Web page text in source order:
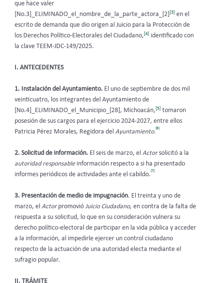
que hace valer
[No.3]_ELIMINADO_el_nombre_de_la_parte_actora_[2] [3] en el
escrito de demanda que dio origen al Juicio para la Protección de
los Derechos Político-Electorales del Ciudadano,[4] identificado con
la clave TEEM-JDC-149/2025.
I. ANTECEDENTES
1. Instalación del Ayuntamiento. El uno de septiembre de dos mil
veinticuatro, los integrantes del Ayuntamiento de
[No.4]_ELIMINADO_el_Municipio_[28], Michoacán,[5] tomaron
posesión de sus cargos para el ejercicio 2024-2027, entre ellos
Patricia Pérez Morales, Regidora del Ayuntamiento.
[6]
2. Solicitud de información. El seis de marzo, el Actorsolicitó a la
autoridad responsable información respecto a si ha presentado
informes periódicos de actividades ante el cabildo.
[7]
3. Presentación de medio de impugnación. El treinta y uno de
marzo, el Actorpromovió Juicio Ciudadano, en contra de la falta de
respuesta a su solicitud, lo que en su consideración vulnera su
derecho político-electoral de participar en la vida pública y acceder
a la información, al impedirle ejercer un control ciudadano
respecto de la actuación de una autoridad electa mediante el
sufragio popular.
II. TRÁMITE